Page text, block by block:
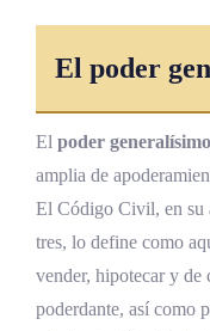
El poder
El poder
amplia de
El Código Civil, en su
tres, lo define como
vender, hipotecar y de
poderdante, así como